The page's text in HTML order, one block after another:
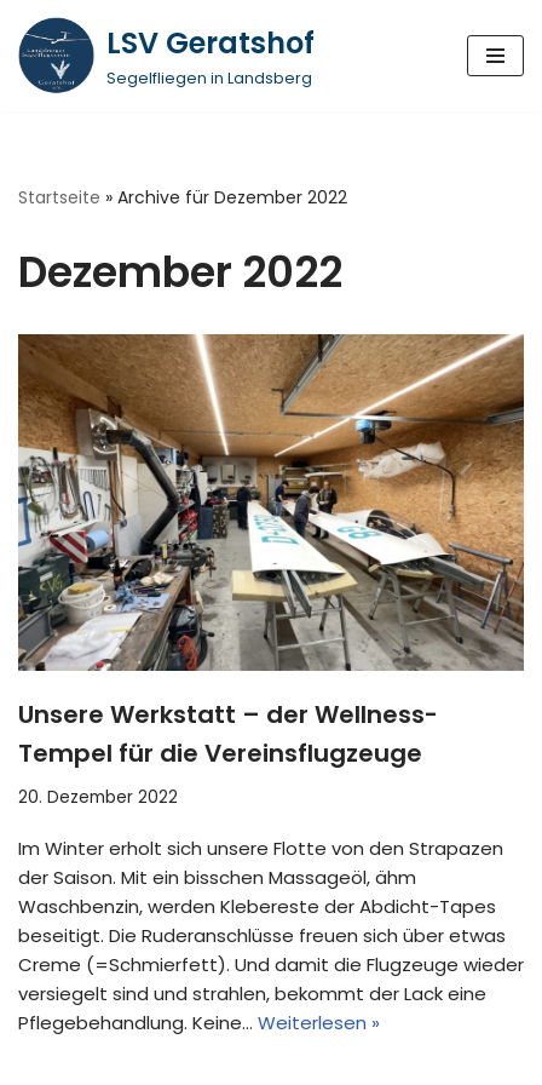
Zum
Inhalt
LSV Geratshof
Segelfliegen in Landsberg
Startseite » Archive für Dezember 2022
Dezember 2022
Unsere Werkstatt – der Wellness-
Tempel für die Vereinsflugzeuge
20. Dezember 2022
Im Winter erholt sich unsere Flotte von den Strapazen
der Saison. Mit ein bisschen Massageöl, ähm
Waschbenzin, werden Klebereste der Abdicht-Tapes
beseitigt. Die Ruderanschlüsse freuen sich über etwas
Creme (=Schmierfett). Und damit die Flugzeuge wieder
versiegelt sind und strahlen, bekommt der Lack eine
Pflegebehandlung. Keine… Weiterlesen »